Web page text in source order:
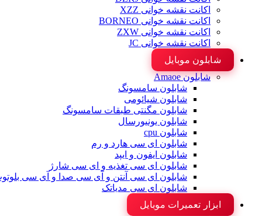
اکانت نقشه خوانی XZZ
اکانت نقشه خوانی BORNEO
اکانت نقشه خوانی ZXW
اکانت نقشه خوانی JC
شابلون موبایل
شابلون Amaoe
شابلون سامسونگ
شابلون شیائومی
شابلون مگنتی طبقات سامسونگ
شابلون یونیورسال
شابلون cpu
شابلون ای سی هارد و رم
شابلون ایفون و ایپد
شابلون ای سی تغذیه و ای سی شارژ
شابلون ای سی آنتن و آی سی صدا و آی سی
شابلون ای سی مدیاتک
ابزار تعمیرات موبایل